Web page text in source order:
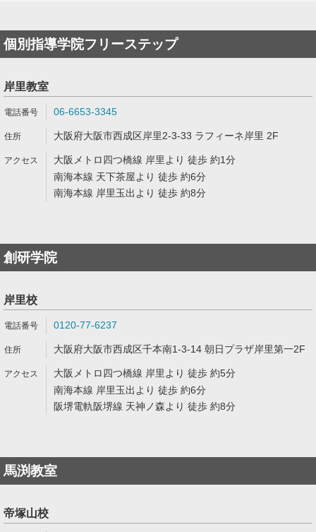
個別指導学院フリーステップ
岸里教室
06-6653-3345
大阪府大阪市西成区岸里2-3-33 ラフィーネ岸里 2F
大阪メトロ四つ橋線 岸里より 徒歩 約1分
南海本線 天下茶屋より 徒歩 約6分
南海本線 岸里玉出より 徒歩 約8分
創研学院
岸里校
0120-77-6237
大阪府大阪市西成区千本南1-3-14 朝日プラザ岸里第一2F
大阪メトロ四つ橋線 岸里より 徒歩 約5分
南海本線 岸里玉出より 徒歩 約6分
阪堺電軌阪堺線 天神ノ森より 徒歩 約8分
馬渕教室
帝塚山校